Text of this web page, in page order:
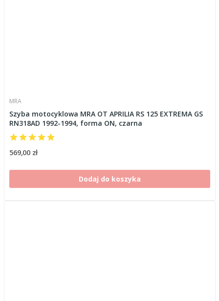
MRA
Szyba motocyklowa MRA OT APRILIA RS 125 EXTREMA GS
RN318AD 1992-1994, forma ON, czarna
569,00 zł
Dodaj do koszyka